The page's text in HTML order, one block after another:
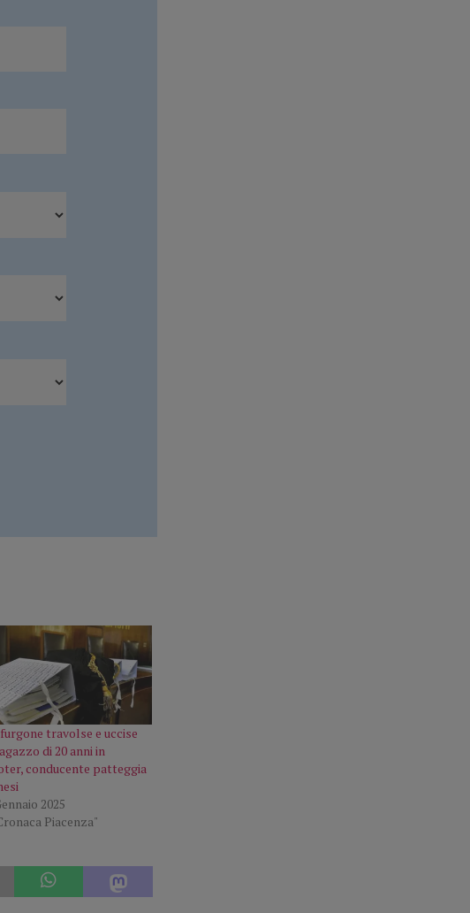
travolse e uccise
di 20 anni in
conducente patteggia
2025
Piacenza"